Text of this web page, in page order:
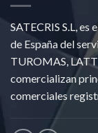
SATECRIS S.L,
de España del
TUROMAS,
comercializan
comerciales